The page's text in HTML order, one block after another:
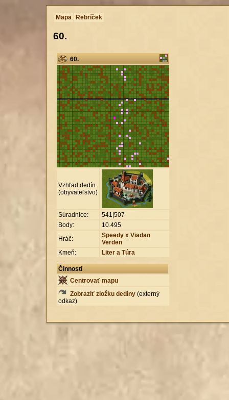
Mapa Rebríček
60.
60.
Vzhľad dedín
(obyvateľstvo)
Súradnice:
541|507
Body:
10.495
Hráč:
Speedy x Viadan
Verden
Kmeň:
Liter a Túra
Činnosti
Centrovať mapu
Zobraziť zložku dediny (externý
odkaz)